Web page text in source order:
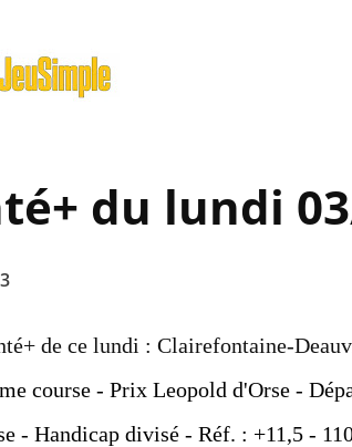
du lundi
de ce lundi : Clairefontaine-
course - Prix Leopold d'Orse -
- Handicap divisé - Réf. : +11,5 -